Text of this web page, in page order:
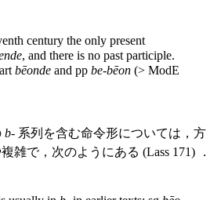
century the only present
, and there is no past participle.
bēonde and pp be-bēon (> ModE
b- 系列を含む命令形については，方
雑で，次のようにある (Lass 171) ．